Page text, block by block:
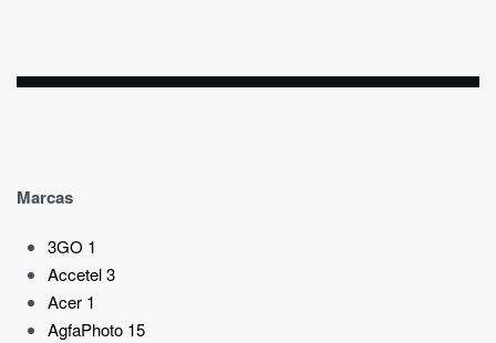
Marcas
3GO 1
Accetel3
Acer 1
AgfaPhoto 15